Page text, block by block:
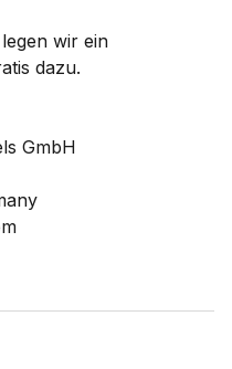
wir ein
dazu.
GmbH